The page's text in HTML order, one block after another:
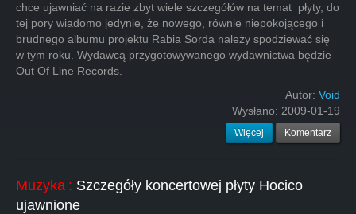
chce ujawniać na razie zbyt wiele szczegółów na temat płyty, do
tej pory wiadomo jedynie, że nowego, równie niepokojącego i
brudnego albumu projektu Rabia Sorda należy spodziewać się
w tym roku. Wydawcą przygotowywanego wydawnictwa będzie
Out Of Line Records.
Autor: Void
Wysłano: 2009-01-19
Więcej Komentarz
Muzyka : Szczegóły koncertowej płyty Hocico
ujawnione